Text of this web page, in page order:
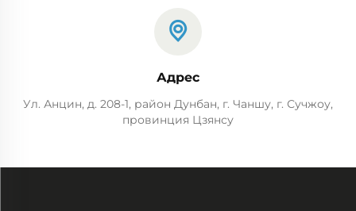
Адрес
Ул. Анцин, д. 208-1, район Дунбан, г. Чаншу, г. Сучжоу,
провинция Цзянсу